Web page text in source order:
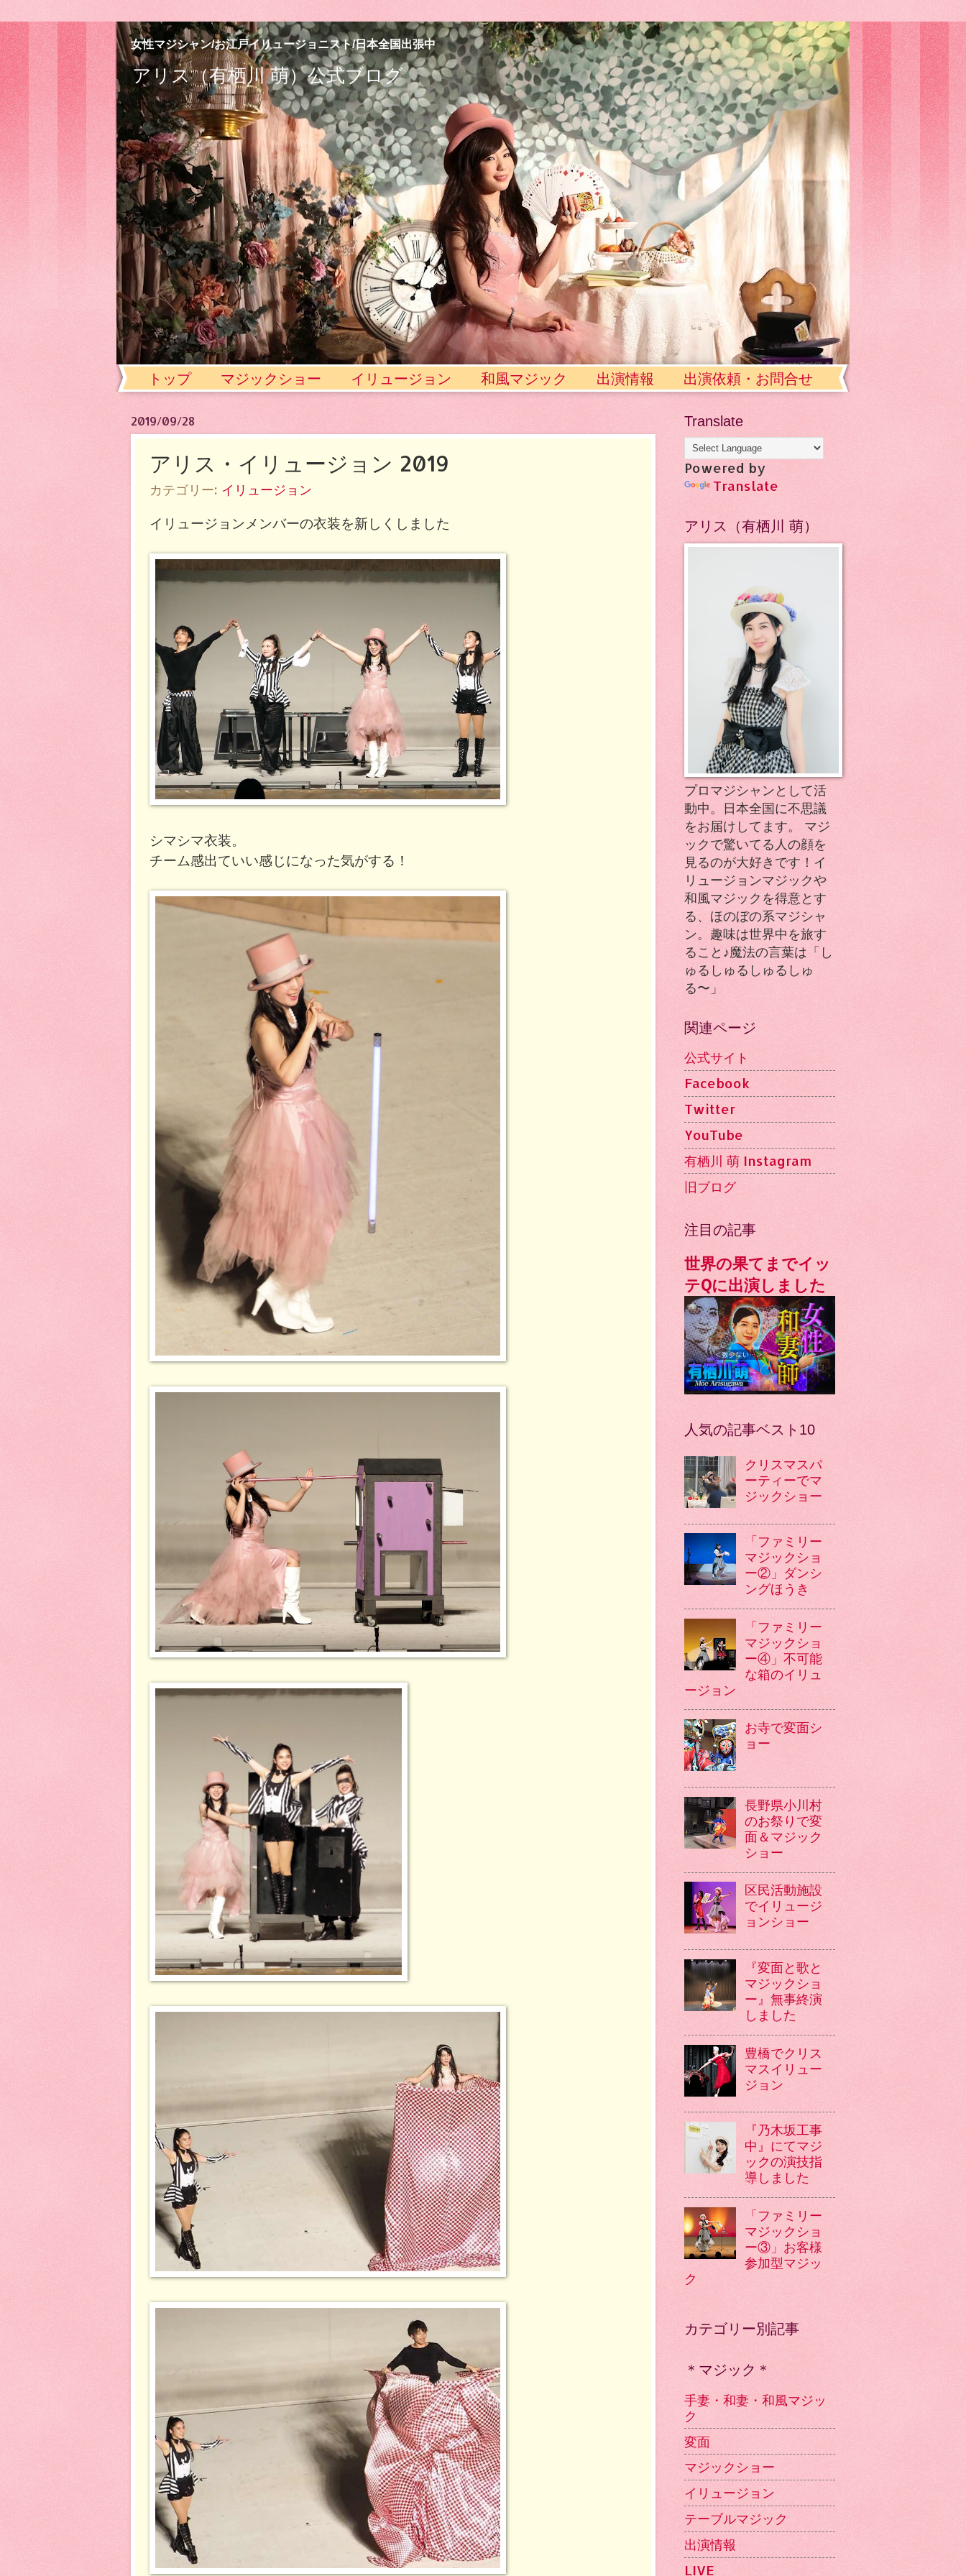
女性マジシャン/お江戸イリュージョニスト/日本全国出張中
アリス（有栖川 萌）公式ブログ
トップ マジックショー イリュージョン 和風マジック 出演情報 出演依頼・お問合せ
2019/09/28
アリス・イリュージョン 2019
カテゴリー: イリュージョン
イリュージョンメンバーの衣装を新しくしました
シマシマ衣装。
チーム感出ていい感じになった気がする！
Translate
Powered by
Translate
アリス（有栖川 萌）
プロマジシャンとして活
動中。日本全国に不思議
をお届けしてます。 マジ
ックで驚いてる人の顔を
見るのが大好きです！イ
リュージョンマジックや
和風マジックを得意とす
る、ほのぼの系マジシャ
ン。趣味は世界中を旅す
ること♪魔法の言葉は「し
ゅるしゅるしゅるしゅ
る〜」
関連ページ
公式サイト
Facebook
Twitter
YouTube
有栖川 萌 Instagram
旧ブログ
注目の記事
世界の果てまでイッ
テQに出演しました
人気の記事ベスト10
クリスマスパ
ーティーでマ
ジックショー
「ファミリー
マジックショ
ー②」ダンシ
ングほうき
「ファミリー
マジックショ
ー④」不可能
な箱のイリュ
ージョン
お寺で変面シ
ョー
長野県小川村
のお祭りで変
面＆マジック
ショー
区民活動施設
でイリュージ
ョンショー
『変面と歌と
マジックショ
ー』無事終演
しました
豊橋でクリス
マスイリュー
ジョン
『乃木坂工事
中』にてマジ
ックの演技指
導しました
「ファミリー
マジックショ
ー③」お客様
参加型マジッ
ク
カテゴリー別記事
＊マジック＊
手妻・和妻・和風マジッ
ク
変面
マジックショー
イリュージョン
テーブルマジック
出演情報
LIVE